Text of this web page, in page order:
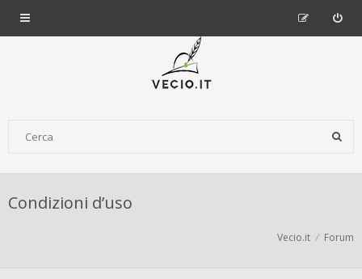
Condizioni d’uso
Vecio.it Forum